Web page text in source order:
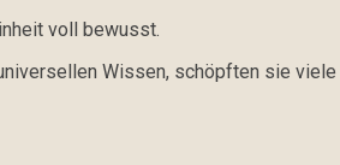
voll bewusst.
Wissen, schöpften sie